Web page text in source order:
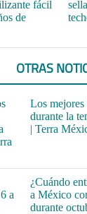
fácil
de
OTRAS
Los
durante la
| Terra
¿Cuándo
a México
durante